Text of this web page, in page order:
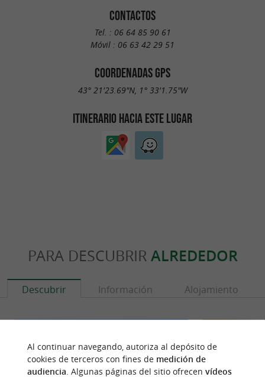
CONTACTOS
Tel. : 06 64 85 90 61
Móvil : 06 63 42 29 51
COORDENADAS GPS
43° 21'23.69"N, 1° 33'1.75"W
ITINERARIO HACIA ESTE LUGAR
PARA DESCUBRIR ALREDEDOR
Descubrir Información Alojamiento
Al continuar navegando, autoriza al depósito de
cookies de terceros con fines de medición de
audiencia . Algunas páginas del sitio ofrecen vídeos